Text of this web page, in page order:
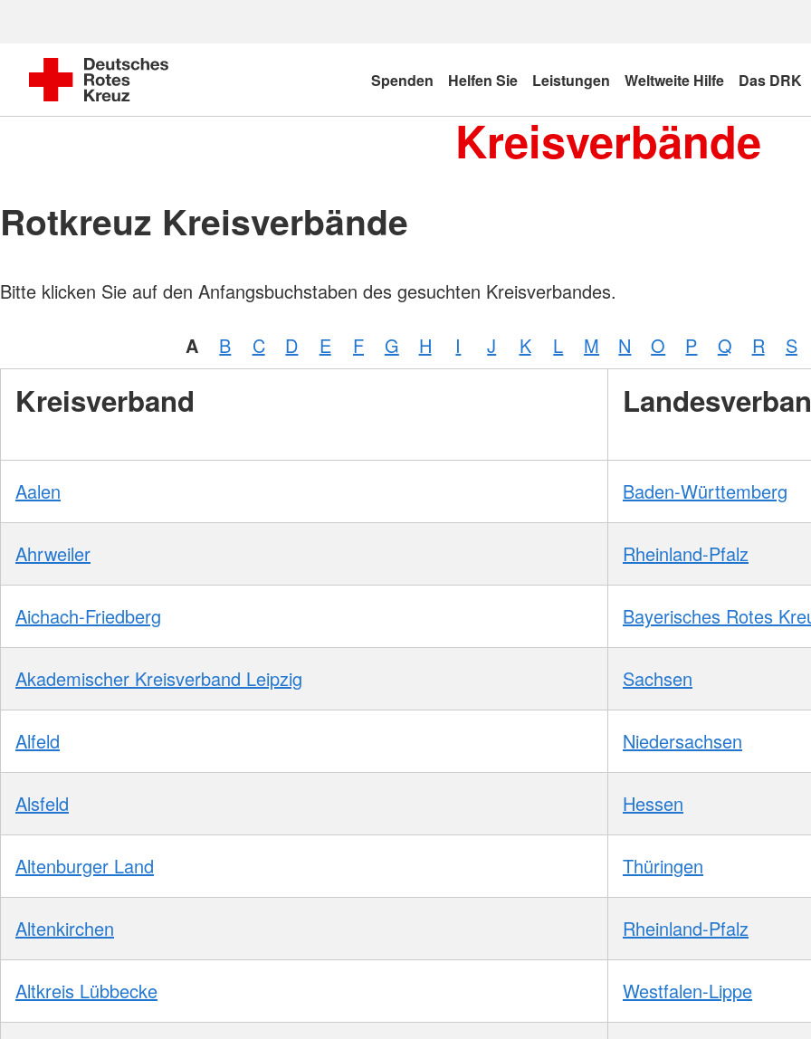
Spenden Helfen Sie Leistungen Weltweite Hilfe Das DRK
Kreisverbände
Rotkreuz Kreisverbände
Bitte klicken Sie auf den Anfangsbuchstaben des gesuchten Kreisverbandes.
A B C D E F G H I J K L M N O P Q R S
Kreisverband
Aalen Baden-Württemberg
Ahrweiler Rheinland-Pfalz
Aichach-Friedberg Bayerisches Rotes
Akademischer Kreisverband Leipzig Sachsen
Alfeld Niedersachsen
Alsfeld Hessen
Altenburger Land Thüringen
Altenkirchen Rheinland-Pfalz
Altkreis Lübbecke Westfalen-Lippe